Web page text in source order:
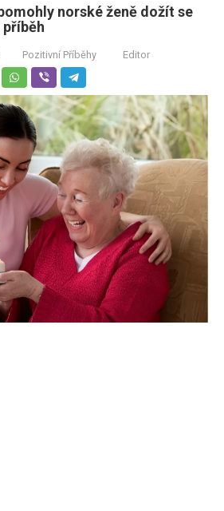
norské ženě dožít se
Pozitivní Příběhy Editor